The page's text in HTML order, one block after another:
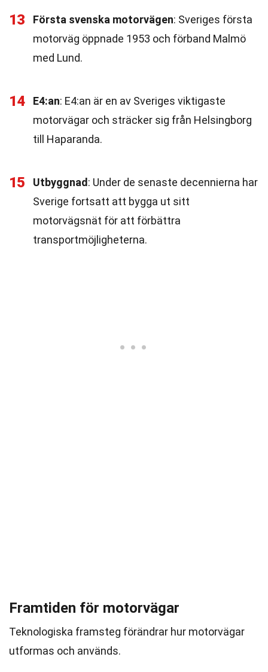
13 Första svenska motorvägen: Sveriges första
motorväg öppnade 1953 och förband Malmö
med Lund.
14 E4:an: E4:an är en av Sveriges viktigaste
motorvägar och sträcker sig från Helsingborg
till Haparanda.
15 Utbyggnad : Under de senaste decennierna har
Sverige fortsatt att bygga ut sitt
motorvägsnät för att förbättra
transportmöjligheterna.
Framtiden för motorvägar
Teknologiska framsteg förändrar hur motorvägar
utformas och används.